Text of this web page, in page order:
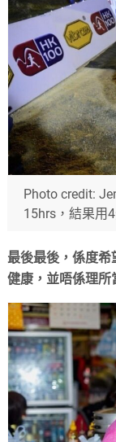
Photo credit:
15hrs，結果用
最後最後，係度
健康，並唔係理所